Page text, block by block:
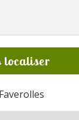
localiser